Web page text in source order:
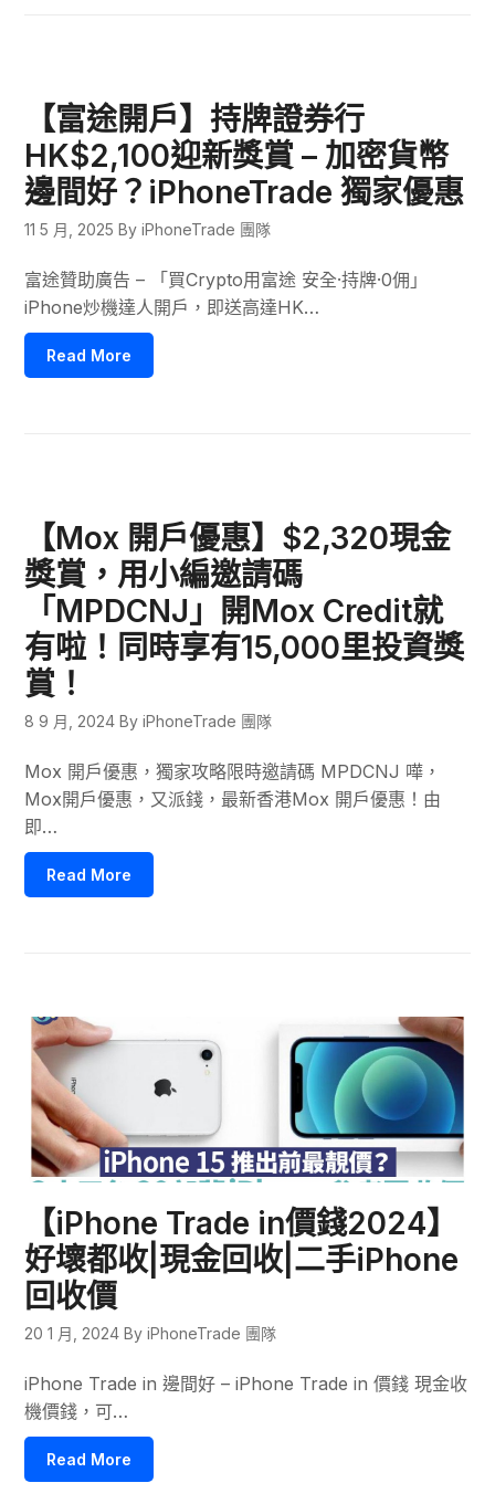
【富途開戶】持牌證券行
HK$2,100迎新獎賞 – 加密貨幣
邊間好？iPhoneTrade 獨家優惠
11 5 月, 2025 By iPhoneTrade 團隊
富途贊助廣告 – 「買Crypto用富途 安全·持牌·0佣」
iPhone炒機達人開戶，即送高達HK…
Read More
【Mox 開戶優惠】$2,320現金
獎賞，用小編邀請碼
「MPDCNJ」開Mox Credit就
有啦！同時享有15,000里投資獎
賞！
8 9 月, 2024 By iPhoneTrade 團隊
Mox 開戶優惠，獨家攻略限時邀請碼 MPDCNJ 嘩，
Mox開戶優惠，又派錢，最新香港Mox 開戶優惠！由
即…
Read More
【iPhone Trade in價錢2024】
好壞都收|現金回收|二手iPhone
回收價
20 1 月, 2024 By iPhoneTrade 團隊
iPhone Trade in 邊間好 – iPhone Trade in 價錢 現金收
機價錢，可…
Read More